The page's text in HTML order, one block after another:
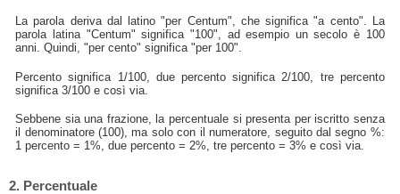
La parola deriva dal latino "per Centum", che significa "a cento". La
parola latina "Centum" significa "100", ad esempio un secolo è 100
anni. Quindi, "per cento" significa "per 100".
Percento significa 1/100, due percento significa 2/100, tre percento
significa 3/100 e così via.
Sebbene sia una frazione, la percentuale si presenta per iscritto senza
il denominatore (100), ma solo con il numeratore, seguito dal segno %:
1 percento = 1%, due percento = 2%, tre percento = 3% e così via.
2. Percentuale